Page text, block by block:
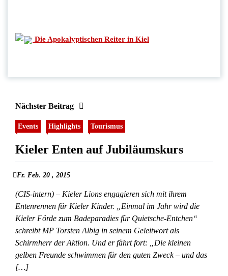
Die Apokalyptischen Reiter in Kiel
Nächster Beitrag
Events Highlights Tourismus
Kieler Enten auf Jubiläumskurs
Fr. Feb. 20 , 2015
(CIS-intern) – Kieler Lions engagieren sich mit ihrem
Entenrennen für Kieler Kinder. „Einmal im Jahr wird die
Kieler Förde zum Badeparadies für Quietsche-Entchen“
schreibt MP Torsten Albig in seinem Geleitwort als
Schirmherr der Aktion. Und er fährt fort: „Die kleinen
gelben Freunde schwimmen für den guten Zweck – und das
[…]